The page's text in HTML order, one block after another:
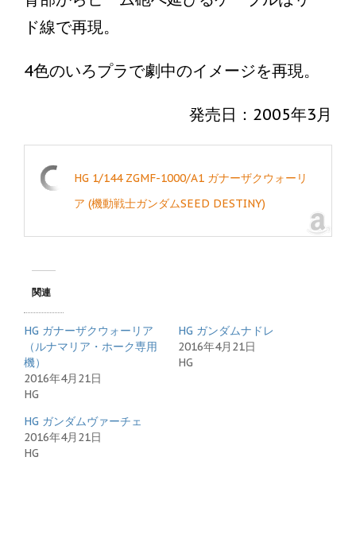
ド線で再現。
4色のいろプラで劇中のイメージを再現。
発売日：2005年3月
HG 1/144 ZGMF-1000/A1 ガナーザクウォーリ
ア (機動戦士ガンダムSEED DESTINY)
関連
HG ガナーザクウォーリア
（ルナマリア・ホーク専用
機）
2016年4月21日
HG
HG ガンダムナドレ
2016年4月21日
HG
HG ガンダムヴァーチェ
2016年4月21日
HG